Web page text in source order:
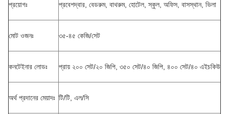
প্রয়োগঃ প্রবেশদ্বার, বেডরুম, বাথরুম, হোটেল, স্কুল, অফিস, বাসস্থান, ভিলা
মোট ওজনঃ ৩৫-৪৫ কেজি/সেট
কনটেইনার লোডঃ প্রায় ২০০ সেট/২০ জিপি, ৩৫০ সেট/৪০ জিপি, ৪০০ সেট/৪০ এইচকিউ
অর্থ প্রদানের মেয়াদঃ টি/টি, এল/সি